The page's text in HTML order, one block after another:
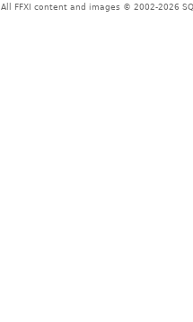
All FFXI content and images © 2002-2026